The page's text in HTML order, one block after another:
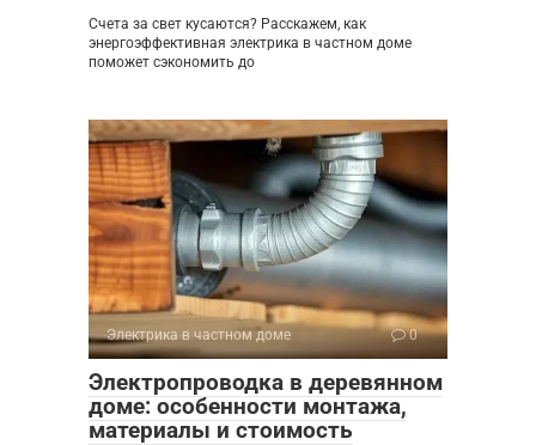
Счета за свет кусаются? Расскажем, как
энергоэффективная электрика в частном доме
поможет сэкономить до
Электрика в частном доме 0
Электропроводка в деревянном
доме: особенности монтажа,
материалы и стоимость